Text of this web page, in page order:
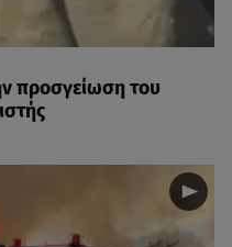
προσγείωση του